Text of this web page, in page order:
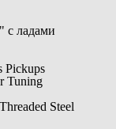
с ладами
Pickups
Tuning
Steel